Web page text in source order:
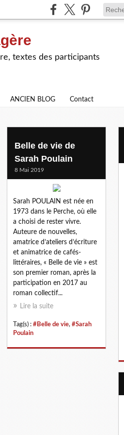
textes des participants
ANCIEN BLOG Contact
Belle de vie de
Sarah Poulain
8 Mai 2019
Sarah POULAIN est née en
1973 dans le Perche, où elle
a choisi de rester vivre.
Auteure de nouvelles,
amatrice d’ateliers d’écriture
et animatrice de cafés-
littéraires, « Belle de vie » est
son premier roman, après la
participation en 2017 au
roman collectif...
Lire la suite
Tag(s) : #Belle de vie, #Sarah
Poulain